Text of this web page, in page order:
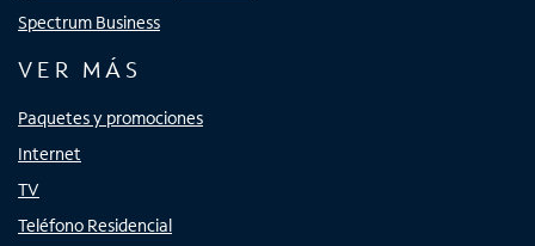
Spectrum Business
VER MÁS
Paquetes y promociones
Internet
TV
Teléfono Residencial